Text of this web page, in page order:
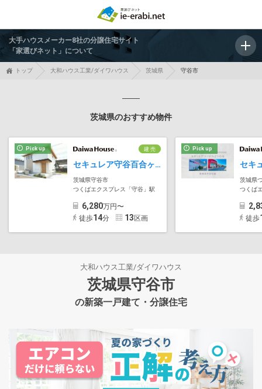
大手ハウスメーカー8社の分譲住宅サイト
「家選びネット」について
トップ 大和ハウス工業/ダイワハウス 茨城県 守谷市
茨城県のおすすめ物件
Pick up 建 売
セキュレア守谷百合ヶ丘2丁目 ～Happiness Garden～（鉄骨）(分譲住宅)
茨城県守谷市
つくばエクスプレス「守谷」駅
6,280万円〜
徒歩14分 13 区画
Pick up
茨城県
つくばエ
徒歩
大和ハウス工業/ダイワハウス
茨城県守谷市
の新築一戸建て・分譲住宅